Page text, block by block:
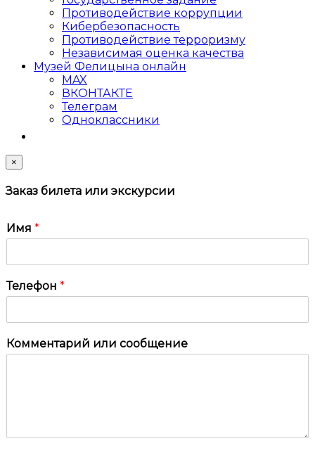
Противодействие коррупции
Кибер­безопасность
Противодействие терроризму
Независимая оценка качества
Музей Фелицына онлайн
MAX
ВКОНТАКТЕ
Телеграм
Одноклассники
×
Заказ билета или экскурсии
Имя *
Телефон *
Комментарий или сообщение